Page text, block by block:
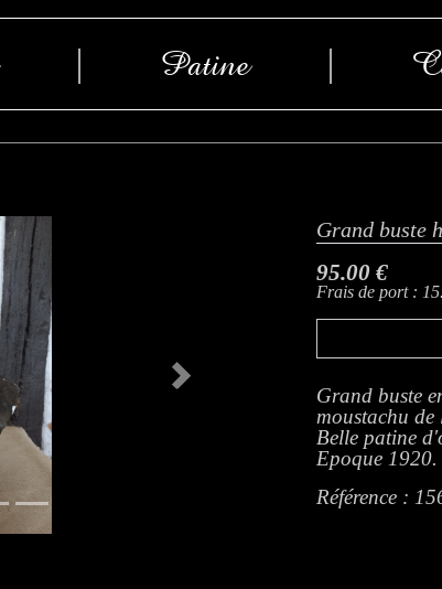
Patine
Next
Grand buste
95.00 €
Frais de port :
Grand buste
moustachu
Belle patine
Epoque
Référence :